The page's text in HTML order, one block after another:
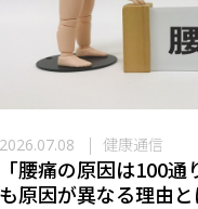
2026.07.08 健康通信
「腰痛の原因は100
も原因が異なる理由